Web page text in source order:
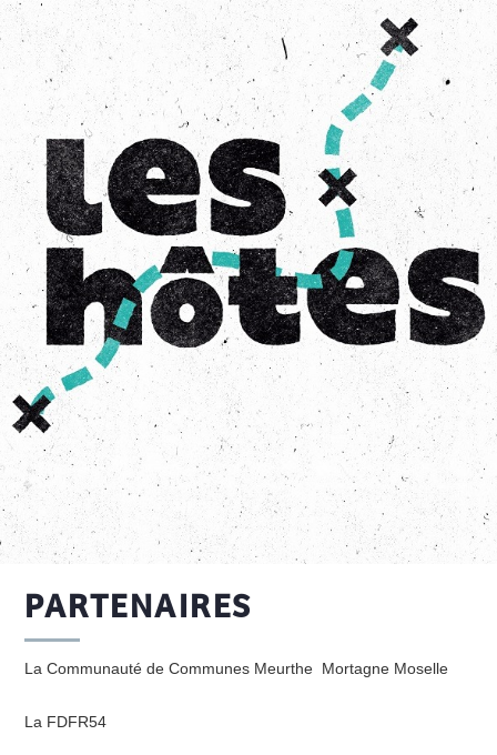
PARTENAIRES
La Communauté de Communes Meurthe Mortagne Moselle
La FDFR54